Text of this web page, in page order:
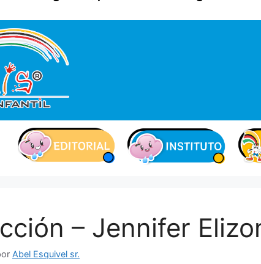
– Jennifer
Abel Esquivel sr.